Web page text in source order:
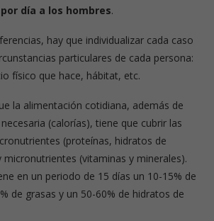
día a los hombres.
hay que individualizar cada caso
particulares de cada persona:
físico que hace, hábitat, etc.
la alimentación cotidiana, además de
(calorías), tiene que cubrir las
(proteínas, hidratos de
micronutrientes (vitaminas y minerales).
en un periodo de 15 días un 10-15% de
de grasas y un 50-60% de hidratos de